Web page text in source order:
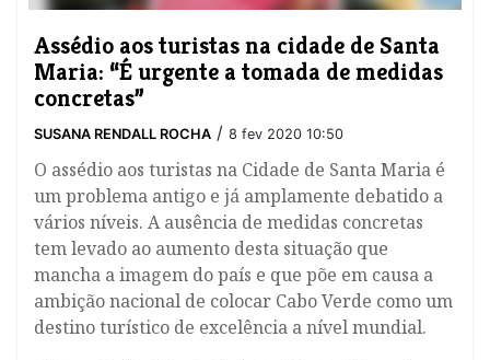
Assédio aos turistas na cidade de Santa
Maria: “É urgente a tomada de medidas
concretas”
SUSANA RENDALL ROCHA / 8 fev 2020 10:50
O assédio aos turistas na Cidade de Santa Maria é
um problema antigo e já amplamente debatido a
vários níveis. A ausência de medidas concretas
tem levado ao aumento desta situação que
mancha a imagem do país e que põe em causa a
ambição nacional de colocar Cabo Verde como um
destino turístico de excelência a nível mundial.